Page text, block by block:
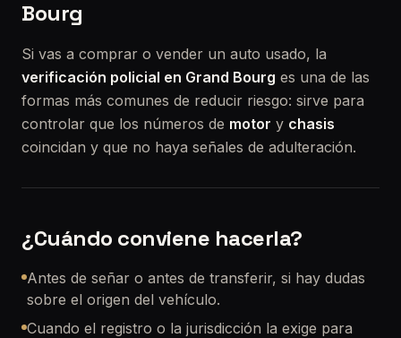
Bourg
Si vas a comprar o vender un auto usado, la
verificación policial en Grand Bourg es una de las
formas más comunes de reducir riesgo: sirve para
controlar que los números de motor y chasis
coincidan y que no haya señales de adulteración.
¿Cuándo conviene hacerla?
Antes de señar o antes de transferir, si hay dudas
sobre el origen del vehículo.
Cuando el registro o la jurisdicción la exige para